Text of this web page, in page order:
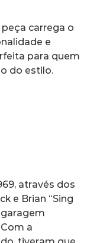
carrega o
e
para quem
do estilo.
através dos
e Brian “Sing
garagem
a